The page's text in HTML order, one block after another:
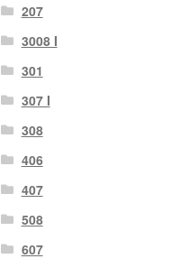
207
3008 I
301
307 I
308
406
407
508
607